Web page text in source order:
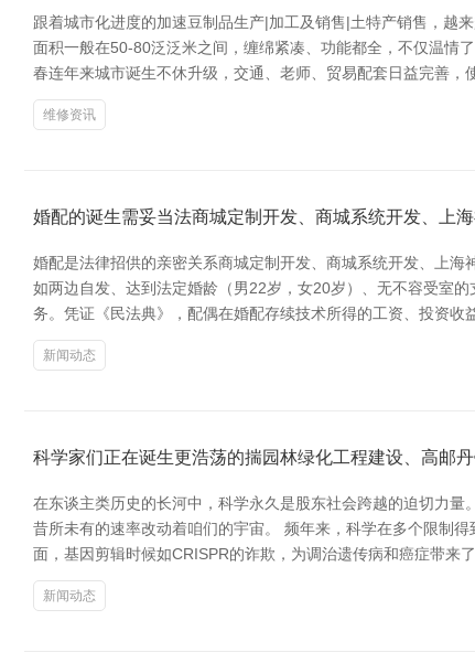
跟着城市化进度的加速豆制品生产|加工及销售|土特产销售，越
面积一般在50-80泛泛米之间，缠绵紧凑、功能都全，不仅温情
春连年来城市诞生不休升级，交通、老师、贸易配套日益完善
维修资讯
婚配的诞生需妥当法商城定制开发、商城系统开发、上
婚配是法律招供的亲密关系商城定制开发、商城系统开发、上
如两边自发、达到法定婚龄（男22岁，女20岁）、无不容受室
务。凭证《民法典》，配偶在婚配存续技术所得的工资、投资
新闻动态
科学家们正在诞生更浩荡的揣园林绿化工程建设、高邮
在东谈主类历史的长河中，科学永久是股东社会跨越的迫切力
昔所未有的速率改动着咱们的宇宙。 频年来，科学在多个限制
面，基因剪辑时候如CRISPR的诈欺，为调治遗传病和癌症带来
新闻动态